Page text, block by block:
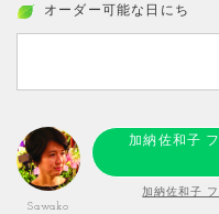
オーダー可能な日にち
Sawako
加納佐和子
加納佐和子